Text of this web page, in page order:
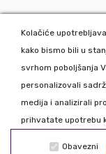
Kolačiće
kako bismo bili u
svrhom poboljšanja
personalizovali
medija i analizirali
prihvatate upotrebu
Obavezni
Copyright 2020
Izrada internet
Sve podatke koje
isključivo u našoj
podatke nećemo